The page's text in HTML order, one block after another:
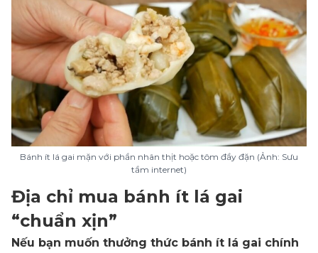
Bánh ít lá gai mặn với phần nhân thịt hoặc tôm đầy đặn (Ảnh: Sưu
tầm internet)
Địa chỉ mua bánh ít lá gai
“chuẩn xịn”
Nếu bạn muốn thưởng thức bánh ít lá gai chính